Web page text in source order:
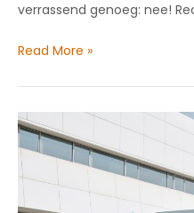
verrassend genoeg: nee!
Reclame
met
je
auto:
nog
steeds
relevant?
Read More »